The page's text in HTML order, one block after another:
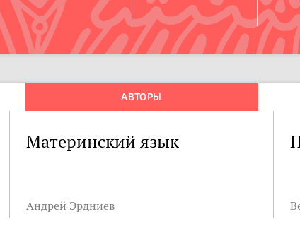
АВТОРЫ
Материнский язык
Андрей Эрдниев